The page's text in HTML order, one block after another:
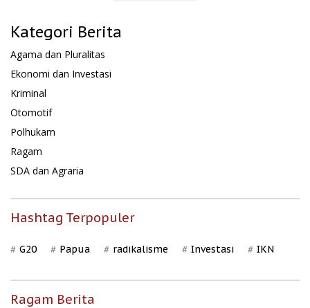
Kategori Berita
Agama dan Pluralitas
Ekonomi dan Investasi
Kriminal
Otomotif
Polhukam
Ragam
SDA dan Agraria
Hashtag Terpopuler
G20 Papua radikalisme Investasi IKN
Ragam Berita